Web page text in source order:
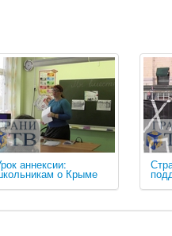
аннексии:
о Крыме